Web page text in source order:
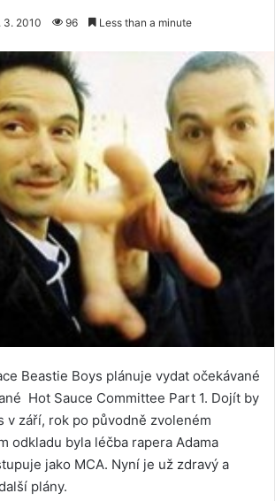
3. 2010 96 Less than a minute
Beastie Boys plánuje vydat očekávané
Hot Sauce Committee Part 1. Dojít by
v září, rok po původně zvoleném
odkladu byla léčba rapera Adama
jako MCA. Nyní je už zdravý a
plány.